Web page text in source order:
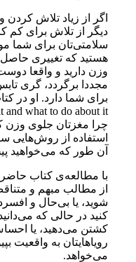
اگر از زیاد تلاش کردن و
دیگر از تلاش برای کم کردن
سلامتی‌تان برای شما
هستید که تغییری حاصل کنید و
وزن دارید و واقعا دوست
چرا مغزتان جلوی وزن کم
استفاده از روش‌هایی ساده‌
آن طور که می‌خواهید پیش
با مطالعه‌ی کتاب حاضر
از مطالب مبهم و متناقض
شوید، یا بی‌حال و افسرده
کنید در حالی‌ که می‌دانید با
کشتن می‌دهید، یا احساس
رویاهایتان به واقعیت
می‌خواهد.